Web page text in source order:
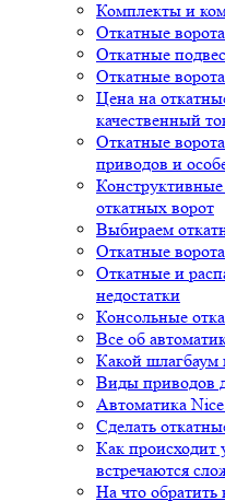
Комплекты и
Откатные
Откатные
Откатные
Цена на
качественный
Откатные
приводов и
откатных ворот
Выбираем
Откатные
Откатные и
недостатки
Консольные
Все об
Какой шлагбаум
Виды приводов
Автоматика
Сделать
Как происходит
встречаются
На что